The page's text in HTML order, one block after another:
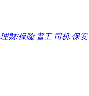
理财/保险 普工 司机 保安